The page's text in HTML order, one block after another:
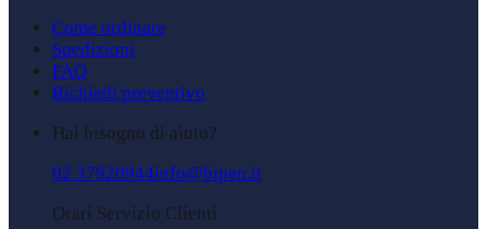
Come ordinare
Spedizioni
FAQ
Richiedi preventivo
Hai bisogno di aiuto?
02 37920944info@bipen.it
Orari Servizio Clienti